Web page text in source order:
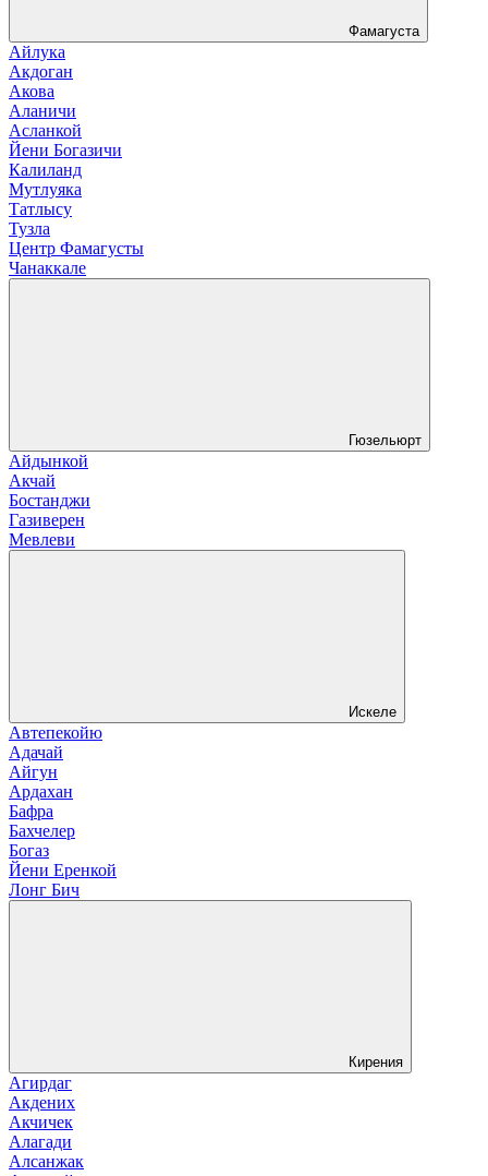
Фамагуста
Айлука
Акдоган
Акова
Аланичи
Асланкой
Йени Богазичи
Калиланд
Мутлуяка
Татлысу
Тузла
Центр Фамагусты
Чанаккале
Гюзельюрт
Айдынкой
Акчай
Бостанджи
Газиверен
Мевлеви
Искеле
Автепекойю
Адачай
Айгун
Ардахан
Бафра
Бахчелер
Богаз
Йени Еренкой
Лонг Бич
Кирения
Агирдаг
Акдених
Акчичек
Алагади
Алсанжак